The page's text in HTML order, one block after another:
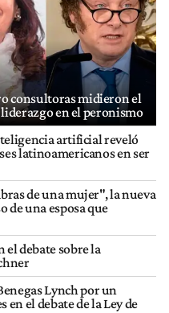
consultoras midieron el
en el peronismo
artificial reveló
latinoamericanos en ser
de una mujer", la nueva
de una esposa que
el debate sobre la
Lynch por un
el debate de la Ley de